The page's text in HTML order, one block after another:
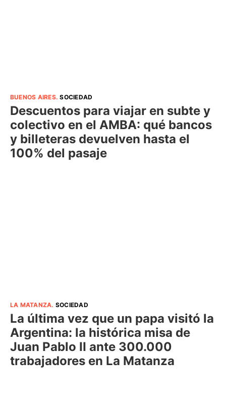
BUENOS AIRES.SOCIEDAD
Descuentos para viajar en subte y
colectivo en el AMBA: qué bancos
y billeteras devuelven hasta el
100% del pasaje
LA MATANZA. SOCIEDAD
La última vez que un papa visitó la
Argentina: la histórica misa de
Juan Pablo II ante 300.000
trabajadores en La Matanza